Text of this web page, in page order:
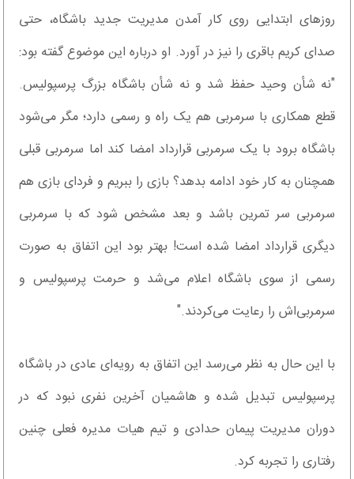
روزهای ابتدایی روی کار آمدن مدیریت جدید باشگاه، حتی
صدای کریم باقری را نیز در آورد. او درباره این موضوع گفته بود:
"نه شأن وحید حفظ شد و نه شأن باشگاه بزرگ پرسپولیس.
قطع همکاری با سرمربی هم یک راه‌ و رسمی دارد؛ مگر می‌شود
باشگاه برود با یک سرمربی قرارداد امضا کند اما سرمربی قبلی
همچنان به کار خود ادامه بدهد؟ بازی را ببریم و فردای بازی هم
سرمربی سر تمرین باشد و بعد مشخص شود که با سرمربی
دیگری قرارداد امضا شده است! بهتر بود این اتفاق به صورت
رسمی از سوی باشگاه اعلام می‌شد و حرمت پرسپولیس و
سرمربی‌اش را رعایت می‌کردند."
با این حال به نظر می‌رسد این اتفاق به رویه‌ای عادی در باشگاه
پرسپولیس تبدیل شده و هاشمیان آخرین نفری نبود که در
دوران مدیریت پیمان حدادی و تیم هیات مدیره فعلی چنین
رفتاری را تجربه کرد.